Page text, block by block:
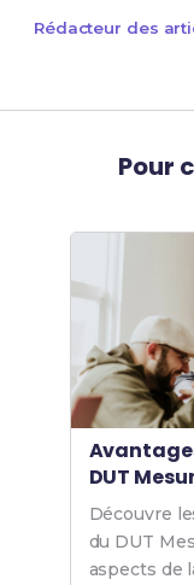
Rédacteur des
Pour
DUT
Découvre
du DUT
aspects de